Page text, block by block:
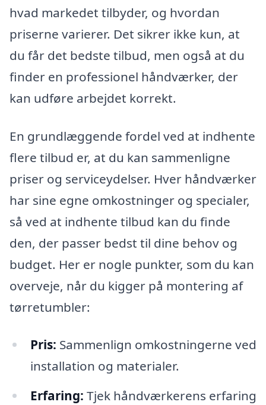
hvad markedet tilbyder, og hvordan
priserne varierer. Det sikrer ikke kun, at
du får det bedste tilbud, men også at du
finder en professionel håndværker, der
kan udføre arbejdet korrekt.
En grundlæggende fordel ved at indhente
flere tilbud er, at du kan sammenligne
priser og serviceydelser. Hver håndværker
har sine egne omkostninger og specialer,
så ved at indhente tilbud kan du finde
den, der passer bedst til dine behov og
budget. Her er nogle punkter, som du kan
overveje, når du kigger på montering af
tørretumbler:
Pris: Sammenlign omkostningerne ved
installation og materialer.
Erfaring: Tjek håndværkerens erfaring